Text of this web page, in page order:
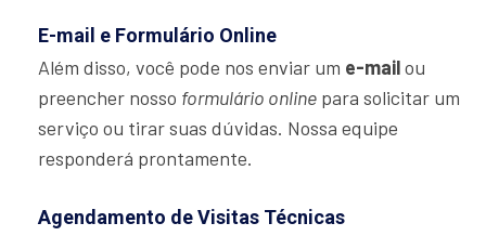
E-mail e Formulário Online
Além disso, você pode nos enviar um e-mailou
preencher nosso formulário online para solicitar um
serviço ou tirar suas dúvidas. Nossa equipe
responderá prontamente.
Agendamento de Visitas Técnicas